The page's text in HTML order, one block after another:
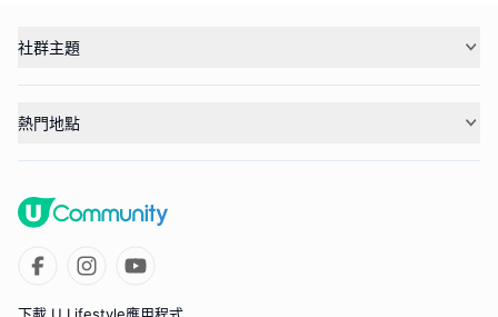
社群主題
熱門地點